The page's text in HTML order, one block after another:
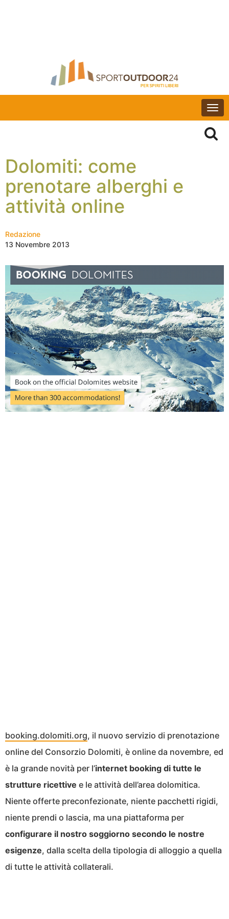
Dolomiti: come
prenotare alberghi e
attività online
Redazione
13 Novembre 2013
booking.dolomiti.org, il nuovo servizio di prenotazione
online del Consorzio Dolomiti, è online da novembre, ed
è la grande novità per l’internet booking di tutte le
strutture ricettive e le attività dell’area dolomitica.
Niente offerte preconfezionate, niente pacchetti rigidi,
niente prendi o lascia, ma una piattaforma per
configurare il nostro soggiorno secondo le nostre
esigenze, dalla scelta della tipologia di alloggio a quella
di tutte le attività collaterali.